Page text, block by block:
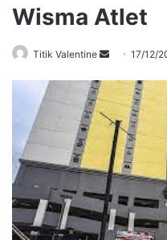
Wisma Atlet
Titik Valentine
Send17/12/